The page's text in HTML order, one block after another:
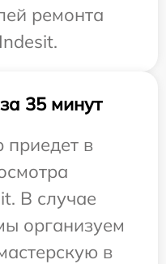
ремонта
35 минут
в
В случае
организуем
в